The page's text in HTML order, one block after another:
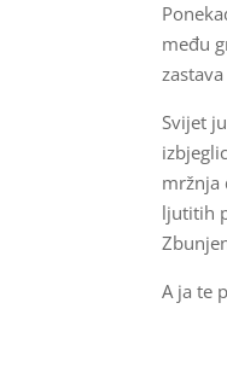
među
Svijet
mržnja
ljutitih
A ja te